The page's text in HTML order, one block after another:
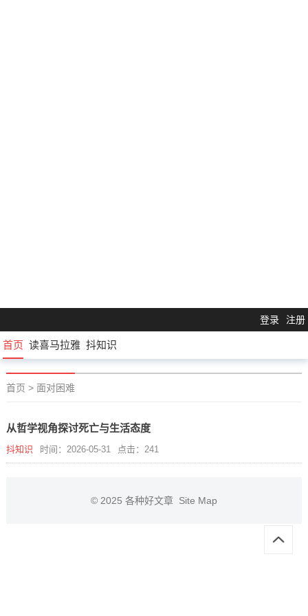
登录 注册
首页 读喜马拉雅 抖知识
首页 > 面对困难
从哲学视角探讨死亡与生活态度
抖知识 时间：2026-05-31 点击：241
© 2025 各种好文章 Site Map